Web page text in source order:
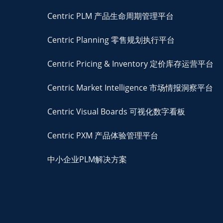
Centric PLM 产品生命周期管理平台
Centric Planning 零售规划执行平台
Centric Pricing & Inventory 定价库存运营平台
Centric Market Intelligence 市场情报洞察平台
Centric Visual Boards 可视化数字看板
Centric PXM 产品体验管理平台
中小企业PLM解决方案